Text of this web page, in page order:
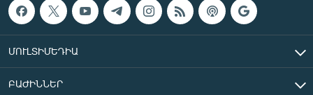
ՄՈՒԼՏԻՄԵԴԻԱ
ԲԱԺԻՆՆԵՐ